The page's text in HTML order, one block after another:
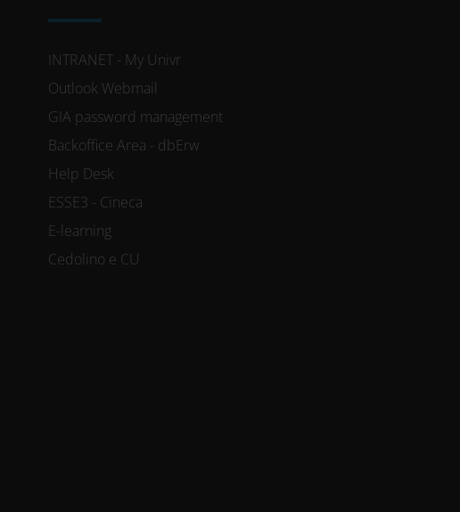
INTRANET - My Univr
Outlook Webmail
GIA password management
Backoffice Area - dbErw
Help Desk
ESSE3 - Cineca
E-learning
Cedolino e CU